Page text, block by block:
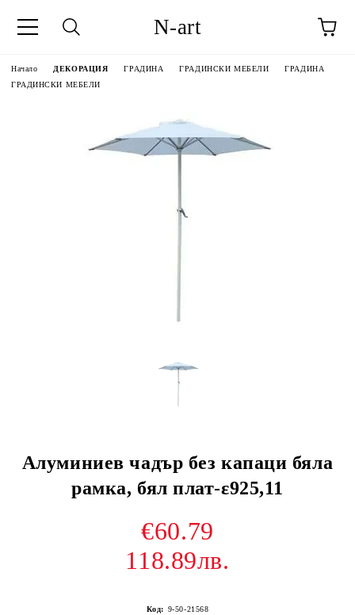
N-art
Начало ДЕКОРАЦИЯ ГРАДИНА ГРАДИНСКИ МЕБЕЛИ
ГРАДИНА
ГРАДИНСКИ МЕБЕЛИ
Алуминиев чадър без капаци бяла
рамка, бял плат-ε925,11
€60.79
118.89лв.
Код: 9-50-21568